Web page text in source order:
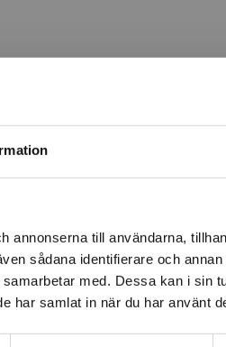
annonserna till användarna,
sådana identifierare och
med. Dessa kan i sin
har samlat in när du har använt
studentlitteratur.se via en
inte leveranser utanför
ett köp måste
Läs mer